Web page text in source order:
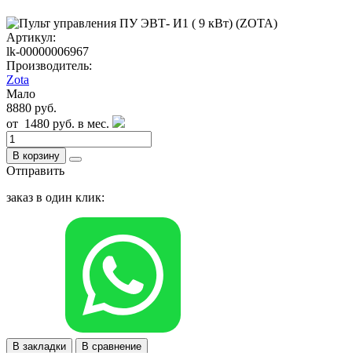
Артикул:
lk-00000006967
Производитель:
Zota
Мало
8880 руб.
от 1480 руб. в мес.
В корзину
Отправить
заказ в один клик:
В закладки В сравнение